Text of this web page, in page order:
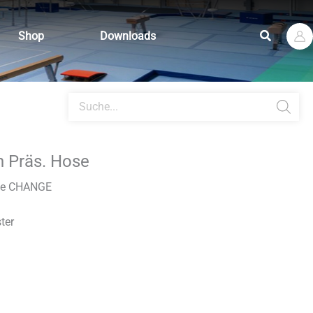
Shop Downloads Suchen
search
Präs. Hose
CHANGE